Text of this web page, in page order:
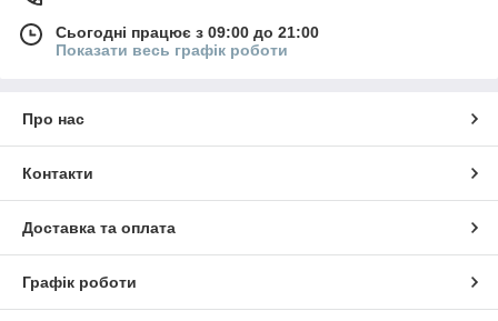
Сьогодні працює з 09:00 до 21:00
Показати весь графік роботи
Про нас
Контакти
Доставка та оплата
Графік роботи